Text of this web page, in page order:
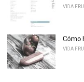
VIDA
Cómo
VIDA